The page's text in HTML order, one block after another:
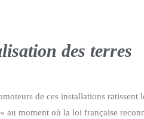
des terres
de ces installations ratissent
au moment où la loi française